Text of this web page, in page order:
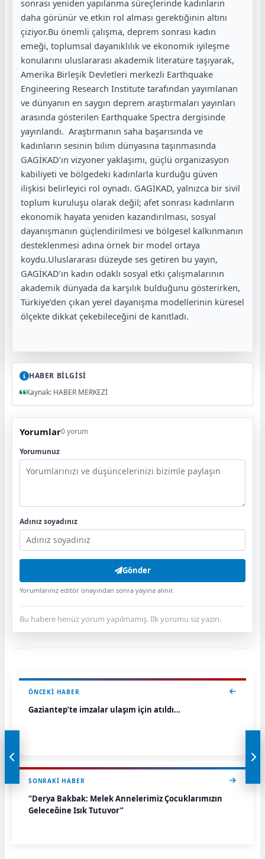
sonrası yeniden yapılanma süreçlerinde kadınların
daha görünür ve etkin rol alması gerektiğinin altını
çiziyor.Bu önemli çalışma, deprem sonrası kadın
emeği, toplumsal dayanıklılık ve ekonomik iyileşme
konularını uluslararası akademik literatüre taşıyarak,
Amerika Birleşik Devletleri merkezli Earthquake
Engineering Research Institute tarafından yayımlanan
ve dünyanın en saygın deprem araştırmaları yayınları
arasında gösterilen Earthquake Spectra dergisinde
yayınlandı. Araştırmanın saha başarısında ve
kadınların sesinin bilim dünyasına taşınmasında
GAGİKAD’ın vizyoner yaklaşımı, güçlü organizasyon
kabiliyeti ve bölgedeki kadınlarla kurduğu güven
ilişkisi belirleyici rol oynadı. GAGİKAD, yalnızca bir sivil
toplum kuruluşu olarak değil; afet sonrası kadınların
ekonomik hayata yeniden kazandırılması, sosyal
dayanışmanın güçlendirilmesi ve bölgesel kalkınmanın
desteklenmesi adına örnek bir model ortaya
koydu.Uluslararası düzeyde ses getiren bu yayın,
GAGİKAD’ın kadın odaklı sosyal etki çalışmalarının
akademik dünyada da karşılık bulduğunu gösterirken,
Türkiye’den çıkan yerel dayanışma modellerinin küresel
ölçekte dikkat çekebileceğini de kanıtladı.
HABER BİLGİSİ
Kaynak: HABER MERKEZİ
Yorumlar0 yorum
Yorumunuz
Adınız soyadınız
Gönder
Yorumlarınız editör onayından sonra yayına alınır.
Bu habere henüz yorum yapılmamış. İlk yorumu siz yazın.
ÖNCEKI HABER
Gaziantep’te imzalar ulaşım için atıldı…
SONRAKI HABER
“Derya Bakbak: Melek Annelerimiz Çocuklarımızın
Geleceğine Işık Tutuyor”